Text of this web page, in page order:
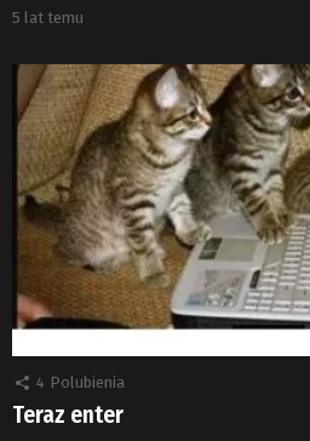
5 lat temu
4 Polubienia
Teraz enter